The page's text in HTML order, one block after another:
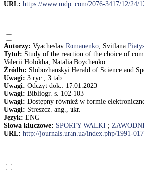
URL: https://www.mdpi.com/2076-3417/12/24/
Autorzy: Vyacheslav Romanenko, Svitlana
Tytuł: Study of the reaction of the choice of
Valerii Holokha, Natalia Boychenko
Źródło: Slobozhanskyi Herald of Science and
Uwagi: 3 ryc., 3 tab.
Uwagi: Odczyt dok.: 17.01.2023
Uwagi: Bibliogr. s. 102-103
Uwagi: Dostępny również w formie
Uwagi: Streszcz. ang., ukr.
Język: ENG
Słowa kluczowe: SPORTY WALKI ;
URL: http://journals.uran.ua/index.php/1991-